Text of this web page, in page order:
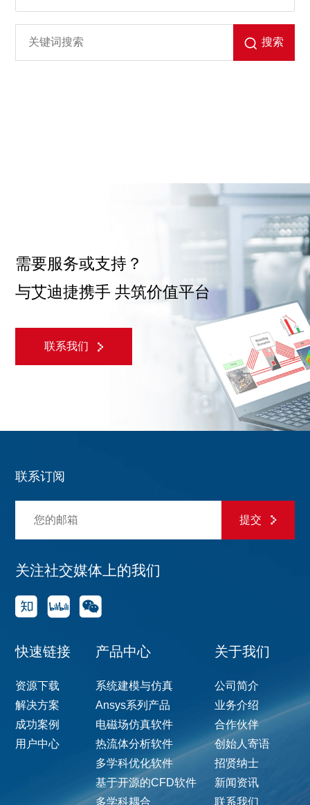
搜索
需要服务或支持？
与艾迪捷携手 共筑价值平台
联系我们
联系订阅
提交
关注社交媒体上的我们
快速链接
资源下载
解决方案
成功案例
用户中心
产品中心
系统建模与仿真
Ansys系列产品
电磁场仿真软件
热流体分析软件
多学科优化软件
基于开源的CFD软件
多学科耦合
关于我们
公司简介
业务介绍
合作伙伴
创始人寄语
招贤纳士
新闻资讯
联系我们